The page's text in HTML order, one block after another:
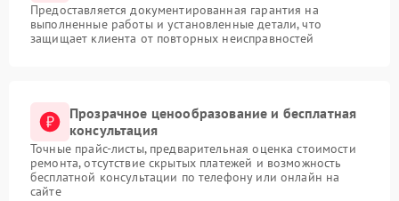
Предоставляется документированная гарантия на
выполненные работы и установленные детали, что
защищает клиента от повторных неисправностей
Прозрачное ценообразование и бесплатная
консультация
Точные прайс-листы, предварительная оценка стоимости
ремонта, отсутствие скрытых платежей и возможность
бесплатной консультации по телефону или онлайн на
сайте